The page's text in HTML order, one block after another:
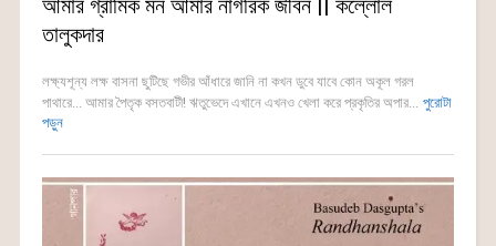
আমার গ্রামিক মন আমার নাগরিক জীবন || কল্লোল
তালুকদার
লক্ষ্যশূন্য লক্ষ বাসনা ছুটিছে গভীর আঁধারে জানি না কখন ডুবে যাবে কোন অকূল গরল
পাথারে... আমার পৈতৃক বসতবাটী! ঋতুভেদে এখানে এখনও খেলা করে প্রকৃতির অপার... পুরোটা
পড়ুন